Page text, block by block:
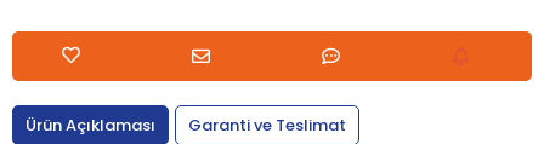
Ürün Açıklaması
Garanti ve Teslimat